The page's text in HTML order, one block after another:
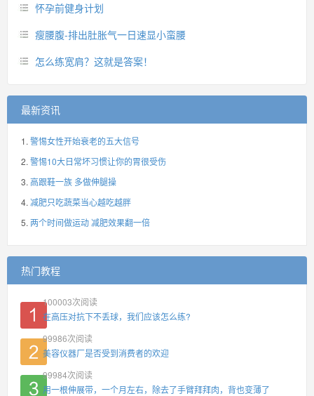
怀孕前健身计划
瘦腰腹-排出肚胀气一日速显小蛮腰
怎么练宽肩？这就是答案！
最新资讯
警惕女性开始衰老的五大信号
警惕10大日常坏习惯让你的胃很受伤
高跟鞋一族 多做伸腿操
减肥只吃蔬菜当心越吃越胖
两个时间做运动 减肥效果翻一倍
热门教程
100003次阅读
在高压对抗下不丢球，我们应该怎么练?
99986次阅读
美容仪器厂是否受到消费者的欢迎
99984次阅读
用一根伸展带，一个月左右，除去了手臂拜拜肉，背也变薄了